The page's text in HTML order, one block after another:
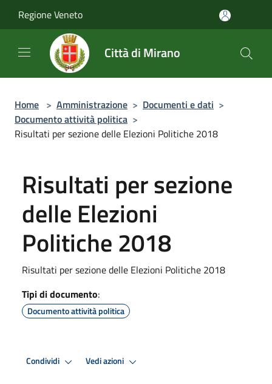
Regione Veneto
Città di Mirano
Home > Amministrazione > Documenti e dati >
Documento attività politica >
Risultati per sezione delle Elezioni Politiche 2018
Risultati per sezione
delle Elezioni
Politiche 2018
Risultati per sezione delle Elezioni Politiche 2018
Tipi di documento:
Documento attività politica
Condividi Vedi azioni